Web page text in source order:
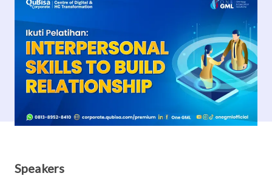
Speakers